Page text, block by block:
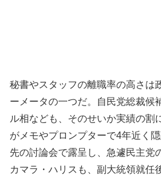
秘書やスタッフの離職率の高さは
ーメータの一つだ。自民党総裁候
ル相なども、そのせいか実績の割
がメモやプロンプターで4年近く
先の討論会で露呈し、急遽民主党
カマラ・ハリスも、副大統領就任